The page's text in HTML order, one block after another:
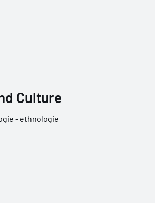
Culture
- ethnologie